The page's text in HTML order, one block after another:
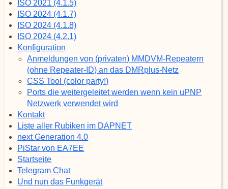
ISO 2021 (4.1.5)
ISO 2024 (4.1.7)
ISO 2024 (4.1.8)
ISO 2024 (4.2.1)
Konfiguration
Anmeldungen von (privaten) MMDVM-Repeatern
(ohne Repeater-ID) an das DMRplus-Netz
CSS Tool (color party!)
Ports die weitergeleitet werden wenn kein uPNP
Netzwerk verwendet wird
Kontakt
Liste aller Rubiken im DAPNET
next Generation 4.0
PiStar von EA7EE
Startseite
Telegram Chat
Und nun das Funkgerät